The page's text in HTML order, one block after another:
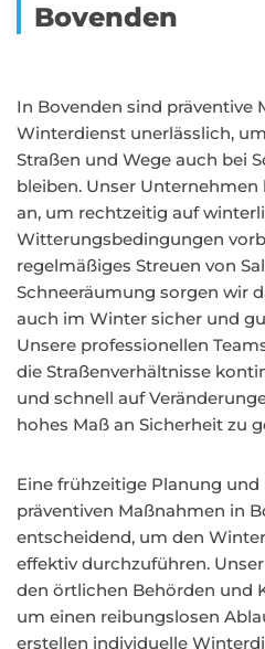
Bovenden
In Bovenden sind präventive
Winterdienst unerlässlich,
Straßen und Wege auch bei
bleiben. Unser
an, um rechtzeitig auf
Witterungsbedingungen
regelmäßiges Streuen von
Schneeräumung sorgen wir
auch im Winter sicher und
Unsere professionellen
die Straßenverhältnisse
und schnell auf
hohes Maß an Sicherheit zu
Eine frühzeitige Planung
präventiven Maßnahmen in
entscheidend, um den
effektiv durchzuführen.
den örtlichen Behörden und
um einen reibungslosen
erstellen individuelle